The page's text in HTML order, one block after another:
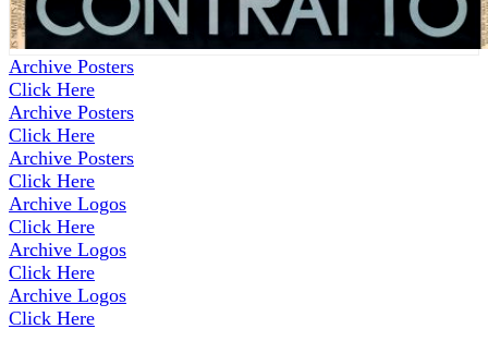
Archive Posters
Click Here
Archive Posters
Click Here
Archive Posters
Click Here
Archive Logos
Click Here
Archive Logos
Click Here
Archive Logos
Click Here